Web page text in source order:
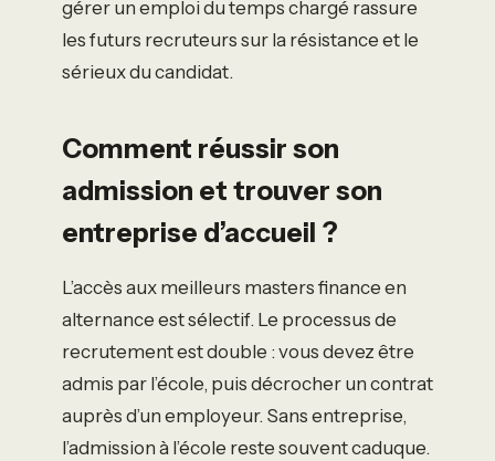
gérer un emploi du temps chargé rassure
les futurs recruteurs sur la résistance et le
sérieux du candidat.
Comment réussir son
admission et trouver son
entreprise d’accueil ?
L’accès aux meilleurs masters finance en
alternance est sélectif. Le processus de
recrutement est double : vous devez être
admis par l’école, puis décrocher un contrat
auprès d’un employeur. Sans entreprise,
l’admission à l’école reste souvent caduque.